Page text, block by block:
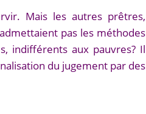
Mais les autres prêtres,
pas les méthodes
indifférents aux pauvres? Il
du jugement par des